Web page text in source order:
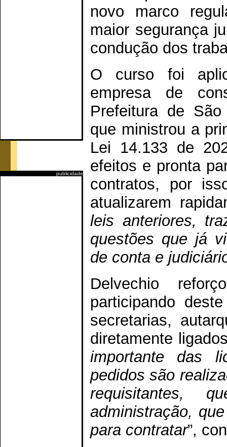
publicidade
novo marco
maior segurança
condução dos
O curso foi
empresa de
Prefeitura de
que ministrou a
Lei 14.133 de
efeitos e pronta
contratos, por
atualizarem
leis anteriores,
questões que já
de conta e
Delvechio
participando
secretarias,
diretamente
importante das
pedidos são
requisitantes,
administração,
para contratar”,